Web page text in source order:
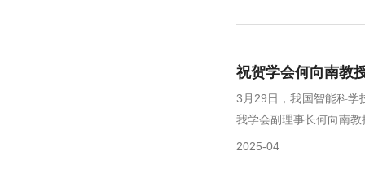
祝贺学会何向南教
3月29日，我国智能科学
我学会副理事长何向南
2025-04